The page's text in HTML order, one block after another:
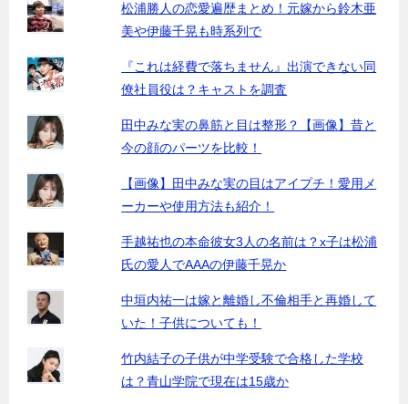
松浦勝人の恋愛遍歴まとめ！元嫁から鈴木亜
美や伊藤千晃も時系列で
『これは経費で落ちません』出演できない同
僚社員役は？キャストを調査
田中みな実の鼻筋と目は整形？【画像】昔と
今の顔のパーツを比較！
【画像】田中みな実の目はアイプチ！愛用メ
ーカーや使用方法も紹介！
手越祐也の本命彼女3人の名前は？x子は松浦
氏の愛人でAAAの伊藤千晃か
中垣内祐一は嫁と離婚し不倫相手と再婚して
いた！子供についても！
竹内結子の子供が中学受験で合格した学校
は？青山学院で現在は15歳か